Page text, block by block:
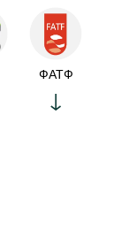
ФАТФ